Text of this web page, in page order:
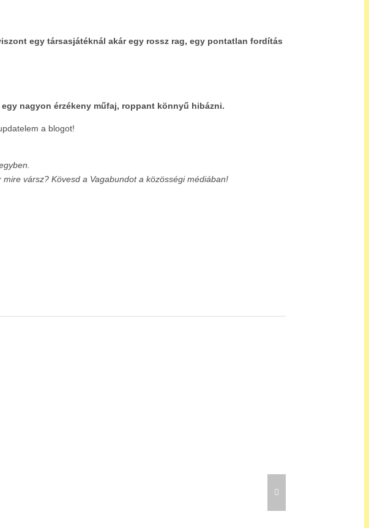
egy társasjátéknál akár egy rossz rag, egy pontatlan fordítás
nagyon érzékeny műfaj, roppant könnyű hibázni.
a blogot!
mire vársz? Kövesd a Vagabundot a közösségi médiában!